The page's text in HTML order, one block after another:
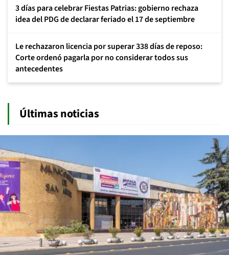
3 días para celebrar Fiestas Patrias: gobierno rechaza
idea del PDG de declarar feriado el 17 de septiembre
Le rechazaron licencia por superar 338 días de reposo:
Corte ordenó pagarla por no considerar todos sus
antecedentes
Últimas noticias